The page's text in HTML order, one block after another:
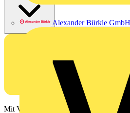
Alexander Bürkle
Mit Voltimum erhalten Elektrofachkräfte